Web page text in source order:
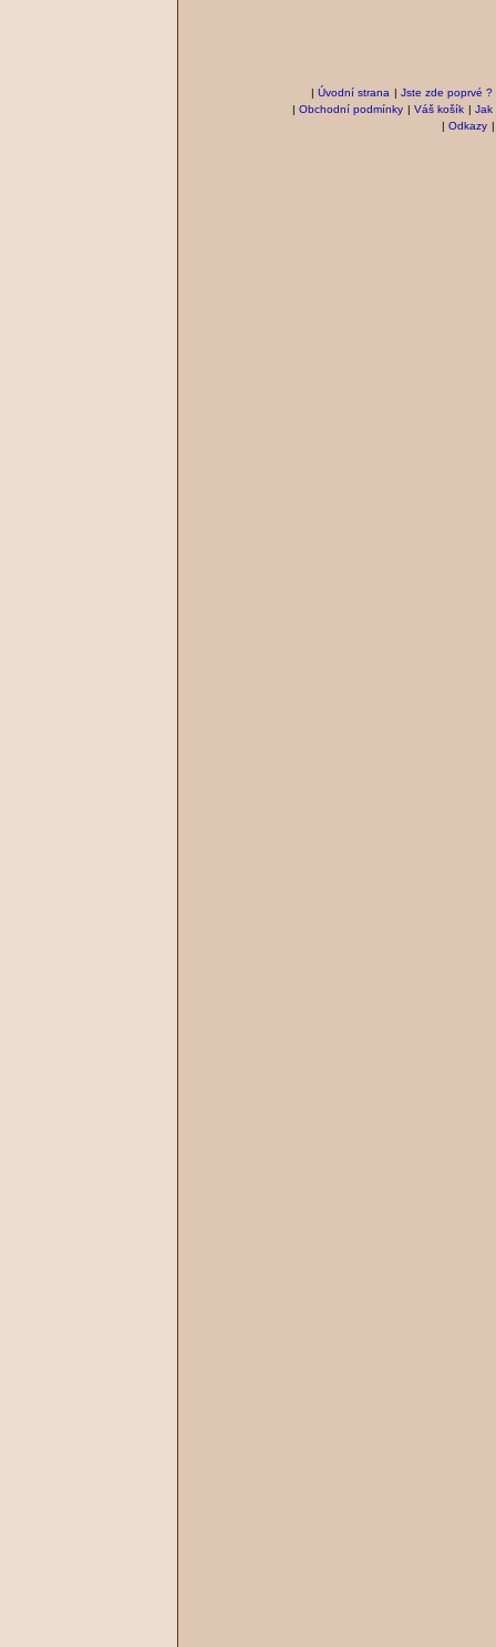
| Úvodní strana | Jste zde poprvé ?
| Obchodní podmínky | Váš košík | Jak
| Odkazy